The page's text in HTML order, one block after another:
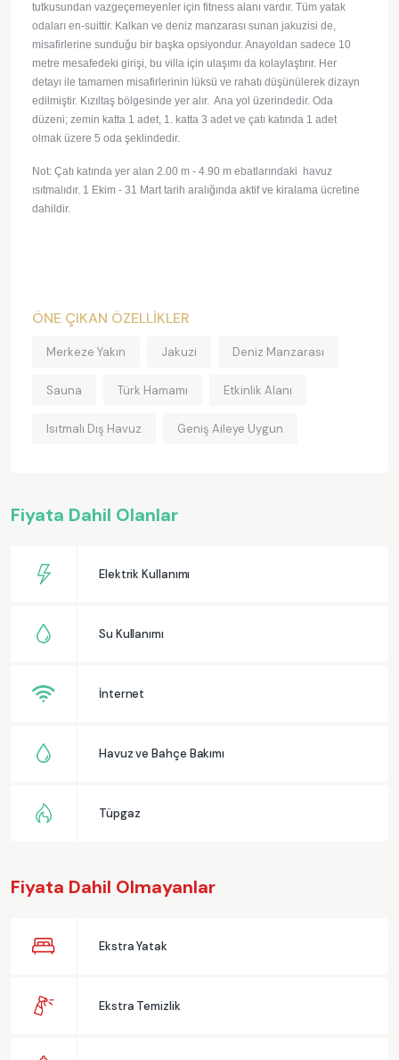
tutkusundan vazgeçemeyenler için fitness alanı vardır. Tüm yatak
odaları en-suittir. Kalkan ve deniz manzarası sunan jakuzisi de,
misafirlerine sunduğu bir başka opsiyondur. Anayoldan sadece 10
metre mesafedeki girişi, bu villa için ulaşımı da kolaylaştırır. Her
detayı ile tamamen misafirlerinin lüksü ve rahatı düşünülerek dizayn
edilmiştir. Kızıltaş bölgesinde yer alır. Ana yol üzerindedir. Oda
düzeni; zemin katta 1 adet, 1. katta 3 adet ve çatı katında 1 adet
olmak üzere 5 oda şeklindedir.
Not: Çatı katında yer alan 2.00 m - 4.90 m ebatlarındaki havuz
ısıtmalıdır. 1 Ekim - 31 Mart tarih aralığında aktif ve kiralama ücretine
dahildir.
ÖNE ÇIKAN ÖZELLİKLER
Merkeze Yakın Jakuzi Deniz Manzarası
Sauna Türk Hamamı Etkinlik Alanı
Isıtmalı Dış Havuz Geniş Aileye Uygun
Fiyata Dahil Olanlar
Elektrik Kullanımı
Su Kullanımı
İnternet
Havuz ve Bahçe Bakımı
Tüpgaz
Fiyata Dahil Olmayanlar
Ekstra Yatak
Ekstra Temizlik